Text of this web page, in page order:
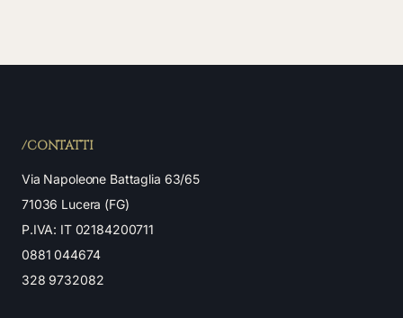
/CONTATTI
Via Napoleone Battaglia 63/65
71036 Lucera (FG)
P.IVA: IT 02184200711
0881 044674
328 9732082